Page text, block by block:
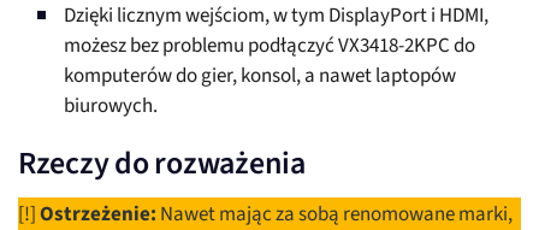
Dzięki licznym wejściom, w tym DisplayPort i HDMI,
możesz bez problemu podłączyć VX3418-2KPC do
komputerów do gier, konsol, a nawet laptopów
biurowych.
Rzeczy do rozważenia
[!]Ostrzeżenie: Nawet mając za sobą renomowane marki,